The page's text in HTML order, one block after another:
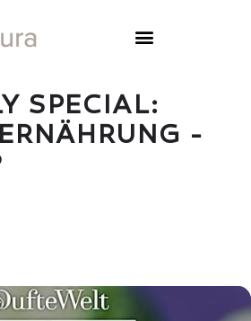
SPECIAL:
-